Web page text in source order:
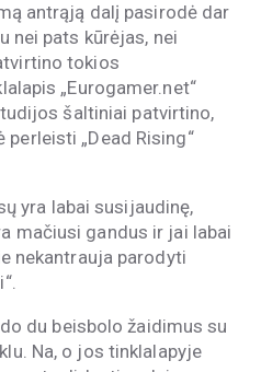
antrąją dalį pasirodė dar
nei pats kūrėjas, nei
tokios
„Eurogamer.net“
šaltiniai patvirtino,
perleisti „Dead Rising“
yra labai susijaudinę,
mačiusi gandus ir jai labai
nekantrauja parodyti
du beisbolo žaidimus su
Na, o jos tinklalapyje